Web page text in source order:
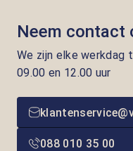
Neem contact
We zijn elke werkdag
09.00 en 12.00 uur
088 010 35 00